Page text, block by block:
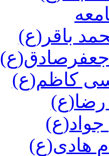
باقر(ع)
جعفرصادق(ع)
کاظم(ع)
هادی(ع)